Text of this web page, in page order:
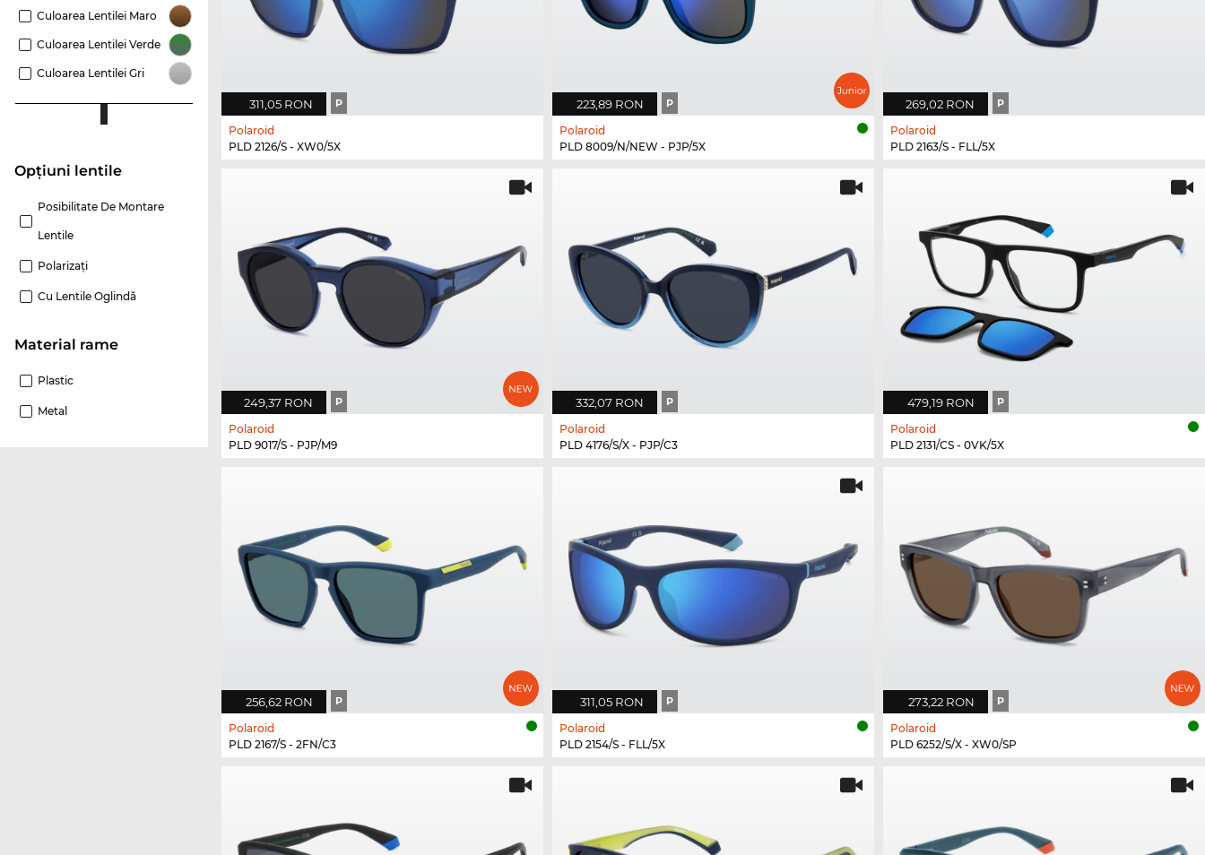
Culoarea Lentilei Maro
Culoarea Lentilei Verde
Culoarea Lentilei Gri
Opțiuni lentile
Posibilitate De Montare
Lentile
Polarizaţi
Cu Lentile Oglindă
Material rame
Plastic
Metal
311,05 RON P
Polaroid
PLD 2126/S - XW0/5X
223,89 RON P
Polaroid
PLD 8009/N/NEW - PJP/5X
269,02 RON P
Polaroid
PLD 2163/S - FLL/5X
249,37 RON P
Polaroid
PLD 9017/S - PJP/M9
332,07 RON P
Polaroid
PLD 4176/S/X - PJP/C3
479,19 RON P
Polaroid
PLD 2131/CS - 0VK/5X
256,62 RON P
Polaroid
PLD 2167/S - 2FN/C3
311,05 RON P
Polaroid
PLD 2154/S - FLL/5X
273,22 RON P
Polaroid
PLD 6252/S/X - XW0/SP